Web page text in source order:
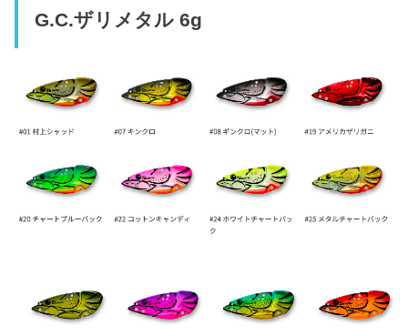
G.C.ザリメタル 6g